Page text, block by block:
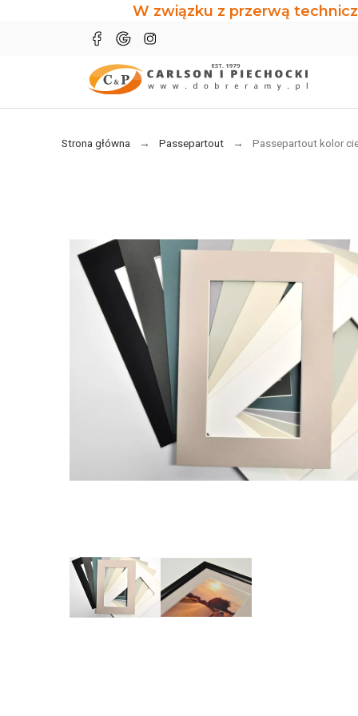
W związku z przerwą
Strona główna Passepartout Passepartout kolor